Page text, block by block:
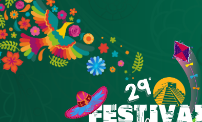
Pasar al contenido principal